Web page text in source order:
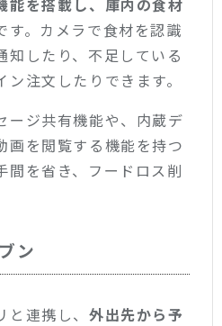
能を搭載し、庫内の食材
す。カメラで食材を認識
知したり、不足している
注文したりできます。
ージ共有機能や、内蔵デ
画を閲覧する機能を持つ
間を省き、フードロス削
ン
と連携し、外出先から予